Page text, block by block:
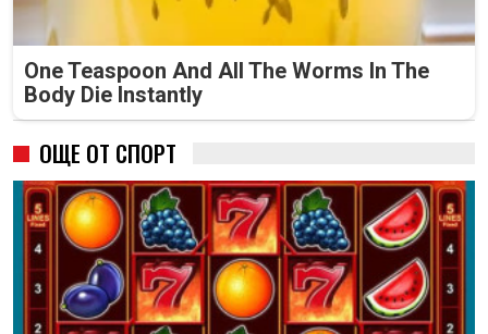
One Teaspoon And All The Worms In The
Body Die Instantly
ОЩЕ ОТ СПОРТ